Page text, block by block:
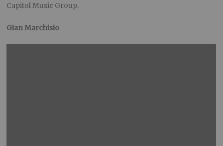
Capitol Music Group.
Gian Marchisio